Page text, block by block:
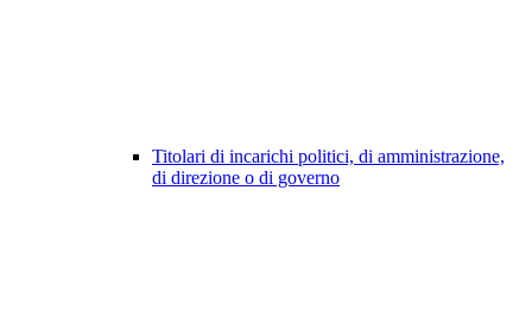
Titolari di incarichi politici, di amministrazione,
di direzione o di governo